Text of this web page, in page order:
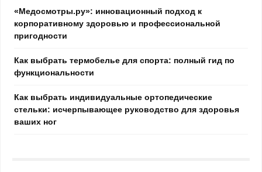
«Медосмотры.ру»: инновационный подход к
корпоративному здоровью и профессиональной
пригодности
Как выбрать термобелье для спорта: полный гид по
функциональности
Как выбрать индивидуальные ортопедические
стельки: исчерпывающее руководство для здоровья
ваших ног